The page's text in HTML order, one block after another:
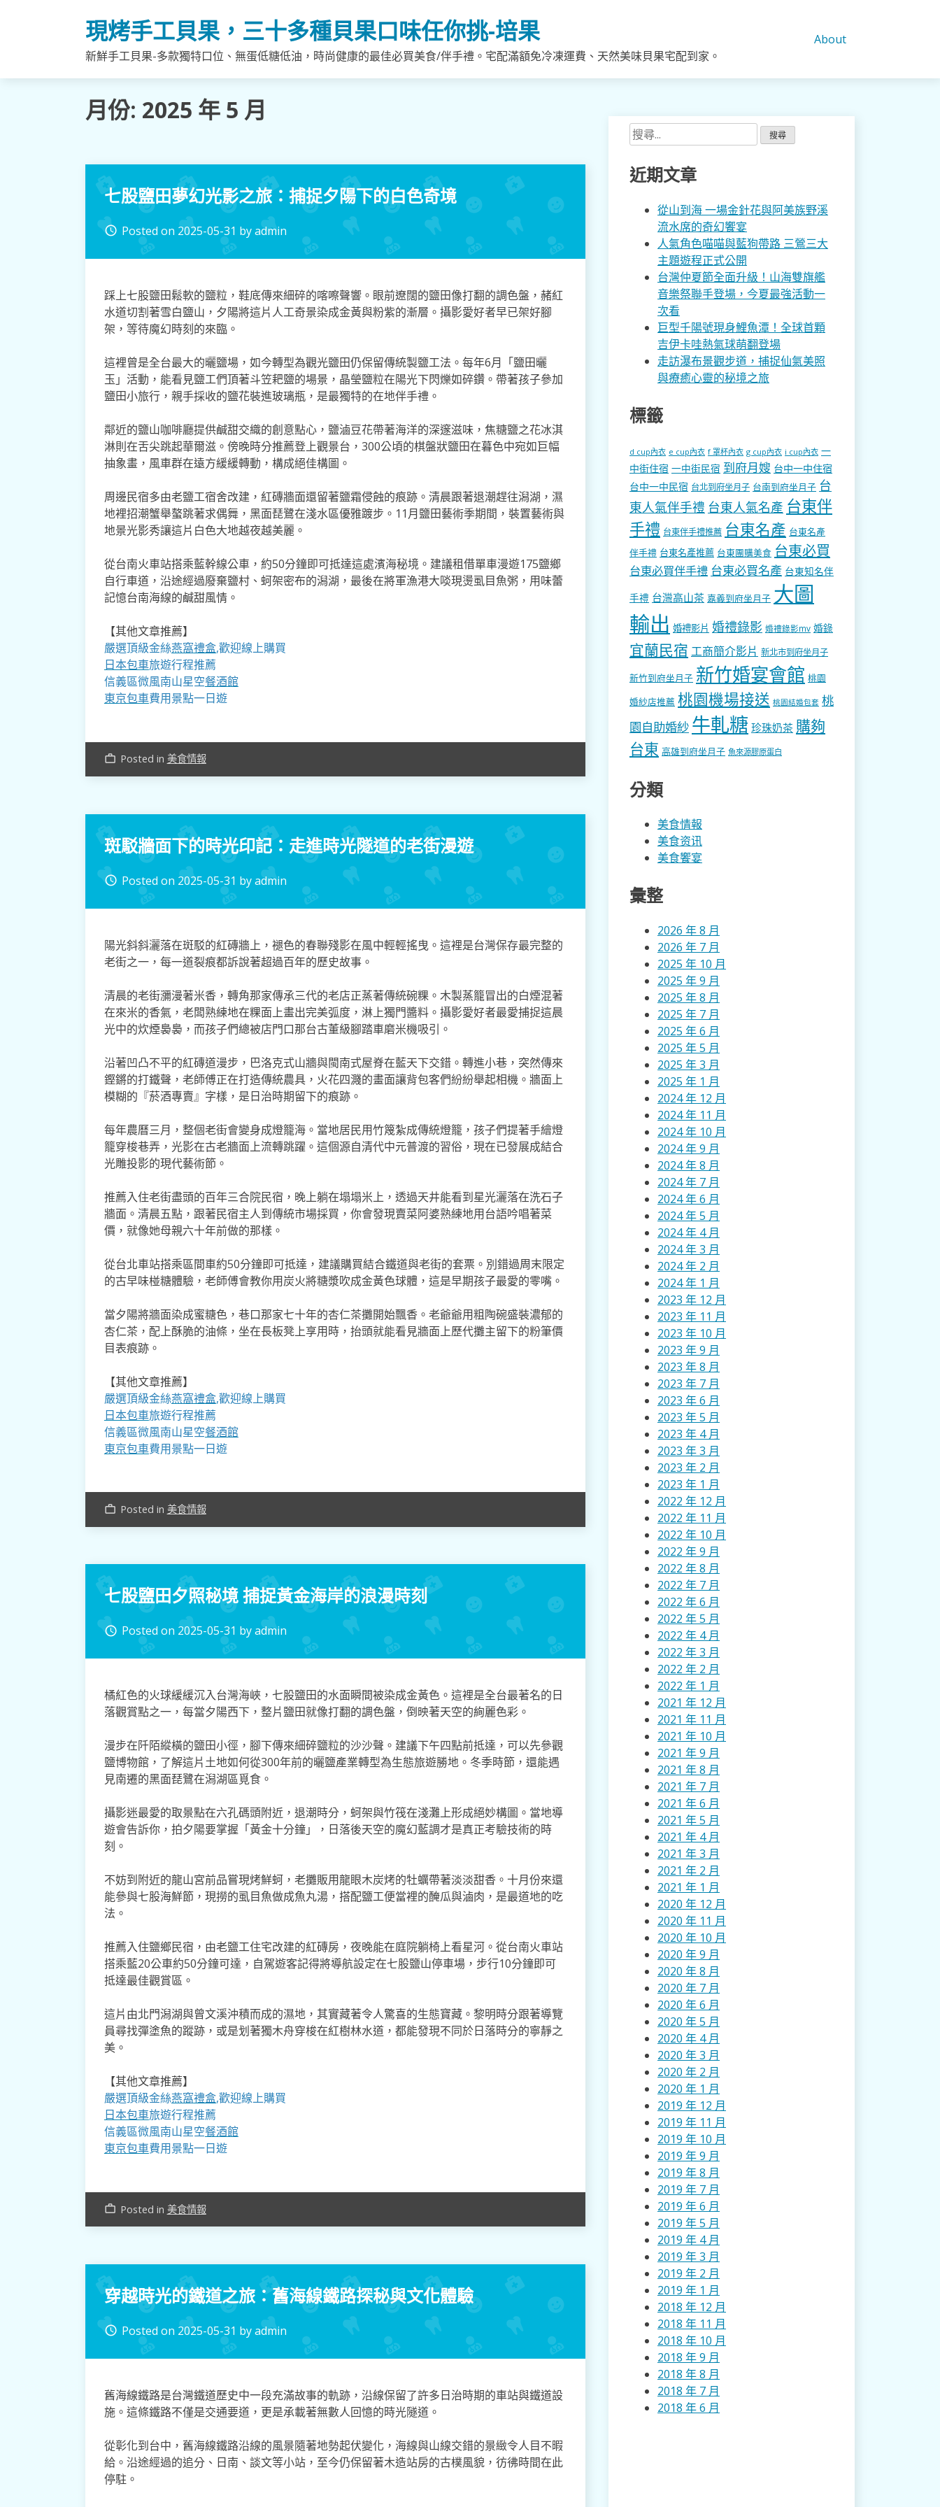
現烤手工貝果，三十多種貝果口味任你挑-培果
新鮮手工貝果-多款獨特口位、無蛋低糖低油，時尚健康的最佳必買美食/伴手禮。宅配滿額免冷凍運費、天然美味貝果宅配到家。
About
月份: 2025 年 5 月
七股鹽田夢幻光影之旅：捕捉夕陽下的白色奇境
access_time Posted on 2025-05-31 byadmin
踩上七股鹽田鬆軟的鹽粒，鞋底傳來細碎的喀嚓聲響。眼前遼闊的鹽田像打翻的調色盤，赭紅
水道切割著雪白鹽山，夕陽將這片人工奇景染成金黃與粉紫的漸層。攝影愛好者早已架好腳
架，等待魔幻時刻的來臨。
這裡曾是全台最大的曬鹽場，如今轉型為觀光鹽田仍保留傳統製鹽工法。每年6月「鹽田曬
玉」活動，能看見鹽工們頂著斗笠耙鹽的場景，晶瑩鹽粒在陽光下閃爍如碎鑽。帶著孩子參加
鹽田小旅行，親手採收的鹽花裝進玻璃瓶，是最獨特的在地伴手禮。
鄰近的鹽山咖啡廳提供鹹甜交織的創意點心，鹽滷豆花帶著海洋的深邃滋味，焦糖鹽之花冰淇
淋則在舌尖跳起華爾滋。傍晚時分推薦登上觀景台，300公頃的棋盤狀鹽田在暮色中宛如巨幅
抽象畫，風車群在遠方緩緩轉動，構成絕佳構圖。
周邊民宿多由老鹽工宿舍改建，紅磚牆面還留著鹽霜侵蝕的痕跡。清晨跟著退潮趕往潟湖，濕
地裡招潮蟹舉螯跳著求偶舞，黑面琵鷺在淺水區優雅踱步。11月鹽田藝術季期間，裝置藝術與
地景光影秀讓這片白色大地越夜越美麗。
從台南火車站搭乘藍幹線公車，約50分鐘即可抵達這處濱海秘境。建議租借單車漫遊175鹽鄉
自行車道，沿途經過廢棄鹽村、蚵架密布的潟湖，最後在將軍漁港大啖現燙虱目魚粥，用味蕾
記憶台南海線的鹹甜風情。
【其他文章推薦】
嚴選頂級金絲燕窩禮盒,歡迎線上購買
日本包車旅遊行程推薦
信義區微風南山星空餐酒館
東京包車費用景點一日遊
work_outline Posted in 美食情報
斑駁牆面下的時光印記：走進時光隧道的老街漫遊
access_time Posted on 2025-05-31 byadmin
陽光斜斜灑落在斑駁的紅磚牆上，褪色的春聯殘影在風中輕輕搖曳。這裡是台灣保存最完整的
老街之一，每一道裂痕都訴說著超過百年的歷史故事。
清晨的老街瀰漫著米香，轉角那家傳承三代的老店正蒸著傳統碗粿。木製蒸籠冒出的白煙混著
在來米的香氣，老闆熟練地在粿面上畫出完美弧度，淋上獨門醬料。攝影愛好者最愛捕捉這晨
光中的炊煙裊裊，而孩子們總被店門口那台古董級腳踏車磨米機吸引。
沿著凹凸不平的紅磚道漫步，巴洛克式山牆與閩南式屋脊在藍天下交錯。轉進小巷，突然傳來
鏗鏘的打鐵聲，老師傅正在打造傳統農具，火花四濺的畫面讓背包客們紛紛舉起相機。牆面上
模糊的『菸酒專賣』字樣，是日治時期留下的痕跡。
每年農曆三月，整個老街會變身成燈籠海。當地居民用竹篾紮成傳統燈籠，孩子們提著手繪燈
籠穿梭巷弄，光影在古老牆面上流轉跳躍。這個源自清代中元普渡的習俗，現在已發展成結合
光雕投影的現代藝術節。
推薦入住老街盡頭的百年三合院民宿，晚上躺在塌塌米上，透過天井能看到星光灑落在洗石子
牆面。清晨五點，跟著民宿主人到傳統市場採買，你會發現賣菜阿婆熟練地用台語吟唱著菜
價，就像她母親六十年前做的那樣。
從台北車站搭乘區間車約50分鐘即可抵達，建議購買結合鐵道與老街的套票。別錯過周末限定
的古早味椪糖體驗，老師傅會教你用炭火將糖漿吹成金黃色球體，這是早期孩子最愛的零嘴。
當夕陽將牆面染成蜜糖色，巷口那家七十年的杏仁茶攤開始飄香。老爺爺用粗陶碗盛裝濃郁的
杏仁茶，配上酥脆的油條，坐在長板凳上享用時，抬頭就能看見牆面上歷代攤主留下的粉筆價
目表痕跡。
【其他文章推薦】
嚴選頂級金絲燕窩禮盒,歡迎線上購買
日本包車旅遊行程推薦
信義區微風南山星空餐酒館
東京包車費用景點一日遊
work_outline Posted in 美食情報
七股鹽田夕照秘境 捕捉黃金海岸的浪漫時刻
access_time Posted on 2025-05-31 byadmin
橘紅色的火球緩緩沉入台灣海峽，七股鹽田的水面瞬間被染成金黃色。這裡是全台最著名的日
落觀賞點之一，每當夕陽西下，整片鹽田就像打翻的調色盤，倒映著天空的絢麗色彩。
漫步在阡陌縱橫的鹽田小徑，腳下傳來細碎鹽粒的沙沙聲。建議下午四點前抵達，可以先參觀
鹽博物館，了解這片土地如何從300年前的曬鹽產業轉型為生態旅遊勝地。冬季時節，還能遇
見南遷的黑面琵鷺在潟湖區覓食。
攝影迷最愛的取景點在六孔碼頭附近，退潮時分，蚵架與竹筏在淺灘上形成絕妙構圖。當地導
遊會告訴你，拍夕陽要掌握「黃金十分鐘」，日落後天空的魔幻藍調才是真正考驗技術的時
刻。
不妨到附近的龍山宮前品嘗現烤鮮蚵，老攤販用龍眼木炭烤的牡蠣帶著淡淡甜香。十月份來還
能參與七股海鮮節，現撈的虱目魚做成魚丸湯，搭配鹽工便當裡的醃瓜與滷肉，是最道地的吃
法。
推薦入住鹽鄉民宿，由老鹽工住宅改建的紅磚房，夜晚能在庭院躺椅上看星河。從台南火車站
搭乘藍20公車約50分鐘可達，自駕遊客記得將導航設定在七股鹽山停車場，步行10分鐘即可
抵達最佳觀賞區。
這片由北門潟湖與曾文溪沖積而成的濕地，其實藏著令人驚喜的生態寶藏。黎明時分跟著導覽
員尋找彈塗魚的蹤跡，或是划著獨木舟穿梭在紅樹林水道，都能發現不同於日落時分的寧靜之
美。
【其他文章推薦】
嚴選頂級金絲燕窩禮盒,歡迎線上購買
日本包車旅遊行程推薦
信義區微風南山星空餐酒館
東京包車費用景點一日遊
work_outline Posted in 美食情報
穿越時光的鐵道之旅：舊海線鐵路探秘與文化體驗
access_time Posted on 2025-05-31 byadmin
舊海線鐵路是台灣鐵道歷史中一段充滿故事的軌跡，沿線保留了許多日治時期的車站與鐵道設
施。這條鐵路不僅是交通要道，更是承載著無數人回憶的時光隧道。
從彰化到台中，舊海線鐵路沿線的風景隨著地勢起伏變化，海線與山線交錯的景緻令人目不暇
給。沿途經過的追分、日南、談文等小站，至今仍保留著木造站房的古樸風貌，彷彿時間在此
停駐。
搜
尋
關
鍵
近期文章
從山到海 一場金針花與阿美族野溪
流水席的奇幻饗宴
人氣角色喵喵與藍狗帶路 三鶯三大
主題遊程正式公開
台灣仲夏節全面升級！山海雙旗艦
音樂祭聯手登場，今夏最強活動一
次看
巨型千陽號現身鯉魚潭！全球首顆
吉伊卡哇熱氣球萌翻登場
走訪瀑布景觀步道，捕捉仙氣美照
與療癒心靈的秘境之旅
標籤
d cup內衣 e cup內衣 f 罩杯內衣 g cup內衣 i cup內衣 一
中街住宿 一中街民宿 到府月嫂 台中一中住宿
台中一中民宿 台北到府坐月子 台南到府坐月子 台
東人氣伴手禮 台東人氣名產 台東伴
手禮 台東伴手禮推薦 台東名產 台東名產
伴手禮 台東名產推薦 台東團購美食 台東必買
台東必買伴手禮 台東必買名產 台東知名伴
手禮 台灣高山茶 嘉義到府坐月子 大圖
輸出 婚禮影片 婚禮錄影 婚禮錄影mv 婚錄
宜蘭民宿 工商簡介影片 新北市到府坐月子
新竹到府坐月子 新竹婚宴會館 桃園
婚紗店推薦 桃園機場接送 桃園結婚包套 桃
園自助婚紗 牛軋糖 珍珠奶茶 購夠
台東 高雄到府坐月子 魚來源膠原蛋白
分類
美食情報
美食资讯
美食饗宴
彙整
2026 年 8 月
2026 年 7 月
2025 年 10 月
2025 年 9 月
2025 年 8 月
2025 年 7 月
2025 年 6 月
2025 年 5 月
2025 年 3 月
2025 年 1 月
2024 年 12 月
2024 年 11 月
2024 年 10 月
2024 年 9 月
2024 年 8 月
2024 年 7 月
2024 年 6 月
2024 年 5 月
2024 年 4 月
2024 年 3 月
2024 年 2 月
2024 年 1 月
2023 年 12 月
2023 年 11 月
2023 年 10 月
2023 年 9 月
2023 年 8 月
2023 年 7 月
2023 年 6 月
2023 年 5 月
2023 年 4 月
2023 年 3 月
2023 年 2 月
2023 年 1 月
2022 年 12 月
2022 年 11 月
2022 年 10 月
2022 年 9 月
2022 年 8 月
2022 年 7 月
2022 年 6 月
2022 年 5 月
2022 年 4 月
2022 年 3 月
2022 年 2 月
2022 年 1 月
2021 年 12 月
2021 年 11 月
2021 年 10 月
2021 年 9 月
2021 年 8 月
2021 年 7 月
2021 年 6 月
2021 年 5 月
2021 年 4 月
2021 年 3 月
2021 年 2 月
2021 年 1 月
2020 年 12 月
2020 年 11 月
2020 年 10 月
2020 年 9 月
2020 年 8 月
2020 年 7 月
2020 年 6 月
2020 年 5 月
2020 年 4 月
2020 年 3 月
2020 年 2 月
2020 年 1 月
2019 年 12 月
2019 年 11 月
2019 年 10 月
2019 年 9 月
2019 年 8 月
2019 年 7 月
2019 年 6 月
2019 年 5 月
2019 年 4 月
2019 年 3 月
2019 年 2 月
2019 年 1 月
2018 年 12 月
2018 年 11 月
2018 年 10 月
2018 年 9 月
2018 年 8 月
2018 年 7 月
2018 年 6 月